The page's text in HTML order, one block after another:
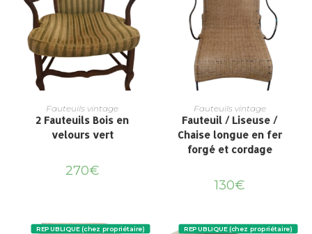
Fauteuils vintage
2 Fauteuils Bois en
velours vert
270€
Fauteuils vintage
Fauteuil / Liseuse /
Chaise longue en fer
forgé et cordage
130€
REPUBLIQUE (chez propriétaire) REPUBLIQUE (chez propriétaire)